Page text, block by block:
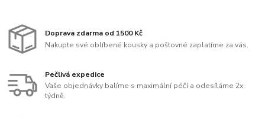
Doprava zdarma od 1500 Kč
Nakupte své oblíbené kousky a poštovné zaplatíme za vás.
Pečlivá expedice
Vaše objednávky balíme s maximální péčí a odesíláme 2x
týdně.